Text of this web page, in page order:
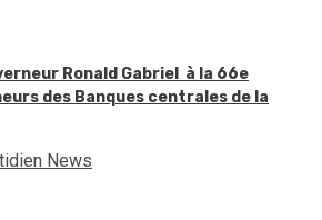
Ronald Gabriel à la 66e
des Banques centrales de la
News